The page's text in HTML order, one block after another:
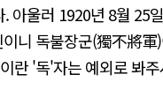
아울러 1920년 8월 25
니 독불장군(獨不將
란 '독'자는 예외로 봐